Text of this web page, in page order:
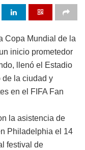
Copa Mundial de la
inicio prometedor
llenó el Estadio
de la ciudad y
en el FIFA Fan
la asistencia de
Philadelphia el 14
festival de